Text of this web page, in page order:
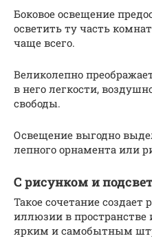
Боковое освещение
осветить ту часть
чаще всего.
Великолепно
в него легкости,
свободы.
Освещение выгодно
лепного орнамента или
С рисунком и
Такое сочетание
иллюзии в пространстве
ярким и самобытным